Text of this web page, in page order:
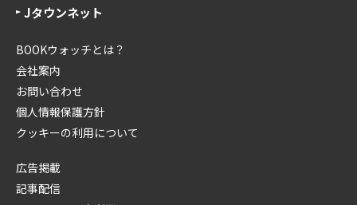
Jタウンネット
BOOKウォッチとは？
会社案内
お問い合わせ
個人情報保護方針
クッキーの利用について
広告掲載
記事配信